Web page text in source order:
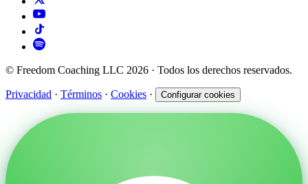
© Freedom Coaching LLC 2026 · Todos los derechos reservados.
Privacidad · Términos · Cookies · Configurar cookies